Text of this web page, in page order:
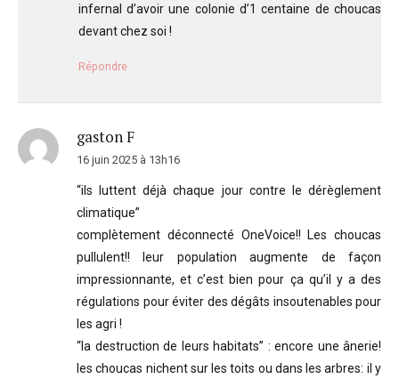
infernal d’avoir une colonie d’1 centaine de choucas
devant chez soi !
Répondre
gaston F
16 juin 2025 à 13h16
“ils luttent déjà chaque jour contre le dérèglement
climatique”
complètement déconnecté OneVoice!! Les choucas
pullulent!! leur population augmente de façon
impressionnante, et c’est bien pour ça qu’il y a des
régulations pour éviter des dégâts insoutenables pour
les agri !
“la destruction de leurs habitats” : encore une ânerie!
les choucas nichent sur les toits ou dans les arbres: il y